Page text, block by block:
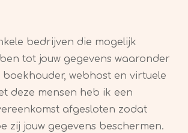
bedrijven die mogelijk
tot jouw gegevens waaronder
boekhouder, webhost en virtuele
deze mensen heb ik een
afgesloten zodat
zij jouw gegevens beschermen.